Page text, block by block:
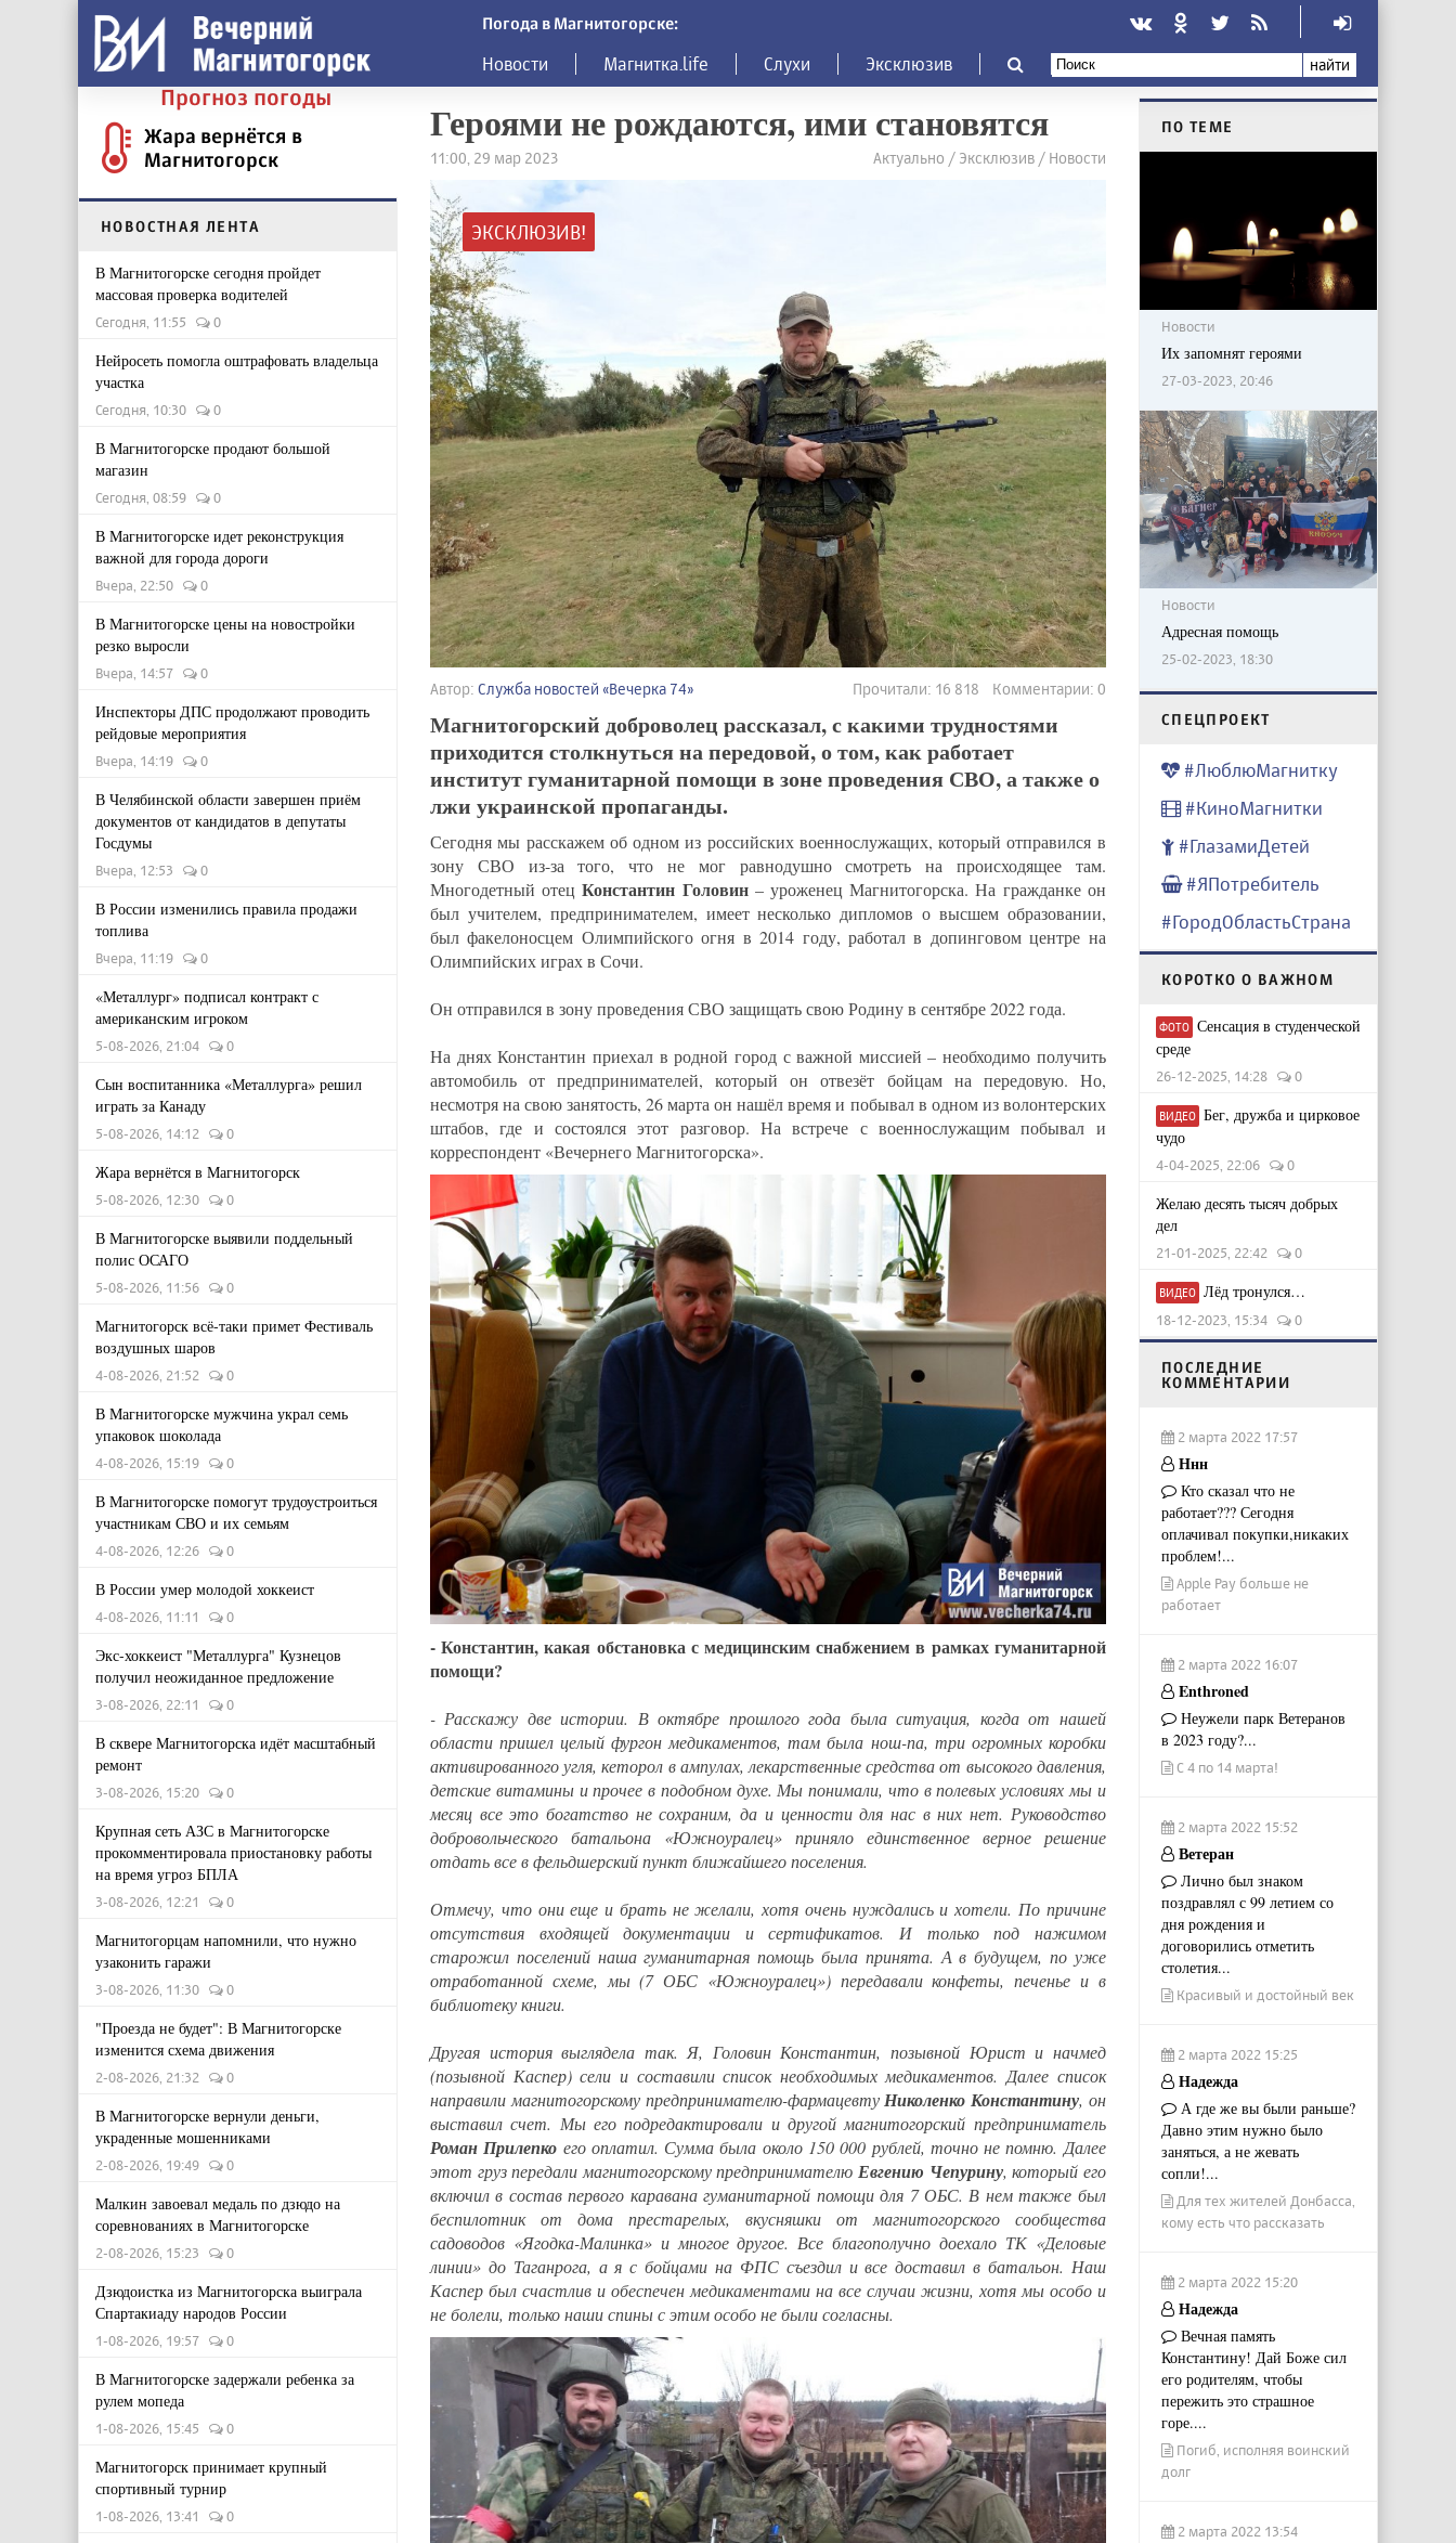
Погода в Магнитогорске:
Новости Магнитка.life Слухи Эксклюзив найти
Прогноз погоды
Жара вернётся в
Магнитогорск
НОВОСТНАЯ ЛЕНТА
В Магнитогорске сегодня пройдет
массовая проверка водителей
Сегодня, 11:55 0
Нейросеть помогла оштрафовать владельца
участка
Сегодня, 10:30 0
В Магнитогорске продают большой
магазин
Сегодня, 08:59 0
В Магнитогорске идет реконструкция
важной для города дороги
Вчера, 22:50 0
В Магнитогорске цены на новостройки
резко выросли
Вчера, 14:57 0
Инспекторы ДПС продолжают проводить
рейдовые мероприятия
Вчера, 14:19 0
В Челябинской области завершен приём
документов от кандидатов в депутаты
Госдумы
Вчера, 12:53 0
В России изменились правила продажи
топлива
Вчера, 11:19 0
«Металлург» подписал контракт с
американским игроком
5-08-2026, 21:04 0
Сын воспитанника «Металлурга» решил
играть за Канаду
5-08-2026, 14:12 0
Жара вернётся в Магнитогорск
5-08-2026, 12:30 0
В Магнитогорске выявили поддельный
полис ОСАГО
5-08-2026, 11:56 0
Магнитогорск всё-таки примет Фестиваль
воздушных шаров
4-08-2026, 21:52 0
В Магнитогорске мужчина украл семь
упаковок шоколада
4-08-2026, 15:19 0
В Магнитогорске помогут трудоустроиться
участникам СВО и их семьям
4-08-2026, 12:26 0
В России умер молодой хоккеист
4-08-2026, 11:11 0
Экс-хоккеист "Металлурга" Кузнецов
получил неожиданное предложение
3-08-2026, 22:11 0
В сквере Магнитогорска идёт масштабный
ремонт
3-08-2026, 15:20 0
Крупная сеть АЗС в Магнитогорске
прокомментировала приостановку работы
на время угроз БПЛА
3-08-2026, 12:21 0
Магнитогорцам напомнили, что нужно
узаконить гаражи
3-08-2026, 11:30 0
"Проезда не будет": В Магнитогорске
изменится схема движения
2-08-2026, 21:32 0
В Магнитогорске вернули деньги,
украденные мошенниками
2-08-2026, 19:49 0
Малкин завоевал медаль по дзюдо на
соревнованиях в Магнитогорске
2-08-2026, 15:23 0
Дзюдоистка из Магнитогорска выиграла
Спартакиаду народов России
1-08-2026, 19:57 0
В Магнитогорске задержали ребенка за
рулем мопеда
1-08-2026, 15:45 0
Магнитогорск принимает крупный
спортивный турнир
1-08-2026, 13:41 0
Героями не рождаются, ими становятся
11:00, 29 мар 2023 Актуально / Эксклюзив / Новости
ЭКСКЛЮЗИВ!
Автор: Служба новостей «Вечерка 74» Прочитали: 16 818 Комментарии: 0
Магнитогорский доброволец рассказал, с какими трудностями
приходится столкнуться на передовой, о том, как работает
институт гуманитарной помощи в зоне проведения СВО, а также о
лжи украинской пропаганды.
Сегодня мы расскажем об одном из российских военнослужащих, который отправился в
зону СВО из-за того, что не мог равнодушно смотреть на происходящее там.
Многодетный отецКонстантин Головин– уроженец Магнитогорска. На гражданке он
был учителем, предпринимателем, имеет несколько дипломов о высшем образовании,
был факелоносцем Олимпийского огня в 2014 году, работал в допинговом центре на
Олимпийских играх в Сочи.
Он отправился в зону проведения СВО защищать свою Родину в сентябре 2022 года.
На днях Константин приехал в родной город с важной миссией – необходимо получить
автомобиль от предпринимателей, который он отвезёт бойцам на передовую. Но,
несмотря на свою занятость, 26 марта он нашёл время и побывал в одном из волонтерских
штабов, где и состоялся этот разговор. На встрече с военнослужащим побывал и
корреспондент «Вечернего Магнитогорска».
- Константин, какая обстановка с медицинским снабжением в рамках гуманитарной
помощи?
- Расскажу две истории. В октябре прошлого года была ситуация, когда от нашей
области пришел целый фургон медикаментов, там была нош-па, три огромных коробки
активированного угля, кеторол в ампулах, лекарственные средства от высокого давления,
детские витамины и прочее в подобном духе. Мы понимали, что в полевых условиях мы и
месяц все это богатство не сохраним, да и ценности для нас в них нет. Руководство
добровольческого батальона «Южноуралец» приняло единственное верное решение
отдать все в фельдшерский пункт ближайшего поселения.
Отмечу, что они еще и брать не желали, хотя очень нуждались и хотели. По причине
отсутствия входящей документации и сертификатов. И только под нажимом
старожил поселений наша гуманитарная помощь была принята. А в будущем, по уже
отработанной схеме, мы (7 ОБС «Южноуралец») передавали конфеты, печенье и в
библиотеку книги.
Другая история выглядела так. Я, Головин Константин, позывной Юрист и начмед
(позывной Каспер) сели и составили список необходимых медикаментов. Далее список
направили магнитогорскому предпринимателю-фармацевтуНиколенко Константину, он
выставил счет. Мы его подредактировали и другой магнитогорский предприниматель
Роман Прилепко его оплатил. Сумма была около 150 000 рублей, точно не помню. Далее
этот груз передали магнитогорскому предпринимателю Евгению Чепурину, который его
включил в состав первого каравана гуманитарной помощи для 7 ОБС. В нем также был
беспилотник от дома престарелых, вкусняшки от магнитогорского сообщества
садоводов «Ягодка-Малинка» и многое другое. Все благополучно доехало ТК «Деловые
линии» до Таганрога, а я с бойцами на ФПС съездил и все доставил в батальон. Наш
Каспер был счастлив и обеспечен медикаментами на все случаи жизни, хотя мы особо и
не болели, только наши спины с этим особо не были согласны.
ПО ТЕМЕ
Новости
Их запомнят героями
27-03-2023, 20:46
Новости
Адресная помощь
25-02-2023, 18:30
CПЕЦПРОЕКТ
#ЛюблюМагнитку
#КиноМагнитки
#ГлазамиДетей
#ЯПотребитель
#ГородОбластьСтрана
КОРОТКО О ВАЖНОМ
ФОТО Сенсация в студенческой
среде
26-12-2025, 14:28 0
ВИДЕО Бег, дружба и цирковое
чудо
4-04-2025, 22:06 0
Желаю десять тысяч добрых
дел
21-01-2025, 22:42 0
ВИДЕО Лёд тронулся…
18-12-2023, 15:34 0
ПОСЛЕДНИЕ
КОММЕНТАРИИ
2 марта 2022 17:57
Ннн
Кто сказал что не
работает??? Сегодня
оплачивал покупки,никаких
проблем!...
Apple Pay больше не
работает
2 марта 2022 16:07
Enthroned
Неужели парк Ветеранов
в 2023 году?...
С 4 по 14 марта!
2 марта 2022 15:52
Ветеран
Лично был знаком
поздравлял с 99 летием со
дня рождения и
договорились отметить
столетия...
Красивый и достойный век
2 марта 2022 15:25
Надежда
А где же вы были раньше?
Давно этим нужно было
заняться, а не жевать
сопли!...
Для тех жителей Донбасса,
кому есть что рассказать
2 марта 2022 15:20
Надежда
Вечная память
Константину! Дай Боже сил
его родителям, чтобы
пережить это страшное
горе....
Погиб, исполняя воинский
долг
2 марта 2022 13:54